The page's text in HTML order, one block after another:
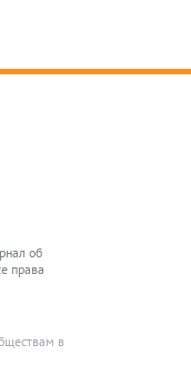
об
права
в